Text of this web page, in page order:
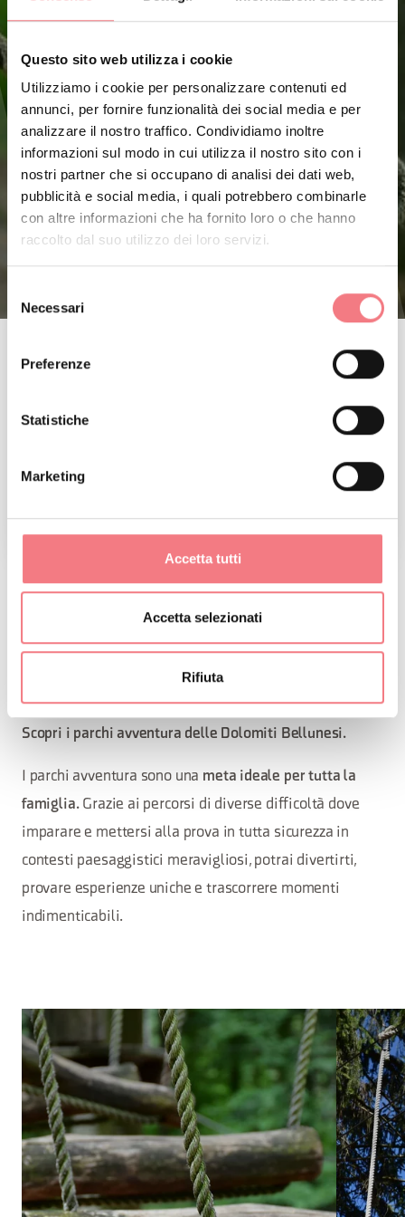
Questo sito web utilizza i cookie
Utilizziamo i cookie per personalizzare contenuti ed
annunci, per fornire funzionalità dei social media e per
analizzare il nostro traffico. Condividiamo inoltre
informazioni sul modo in cui utilizza il nostro sito con i
nostri partner che si occupano di analisi dei dati web,
pubblicità e social media, i quali potrebbero combinarle
con altre informazioni che ha fornito loro o che hanno
raccolto dal suo utilizzo dei loro servizi.
delNecessari
Preferenze
Statistiche
Marketing
Accetta tutti
Accetta selezionati
Rifiuta
PARCHI
AVVENTURA
Divertimento e adrenalina in una natura stupenda.
Scopri i parchi avventura delle Dolomiti Bellunesi.
I parchi avventura sono una meta ideale per tutta la
famiglia.Grazie ai percorsi di diverse difficoltà dove
imparare e mettersi alla prova in tutta sicurezza in
contesti paesaggistici meravigliosi, potrai divertirti,
provare esperienze uniche e trascorrere momenti
indimenticabili.